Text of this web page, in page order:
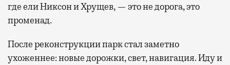
где ели Никсон и Хрущев, — это не дорога, это
променад.
После реконструкции парк стал заметно
ухоженнее: новые дорожки, свет, навигация. Иду и